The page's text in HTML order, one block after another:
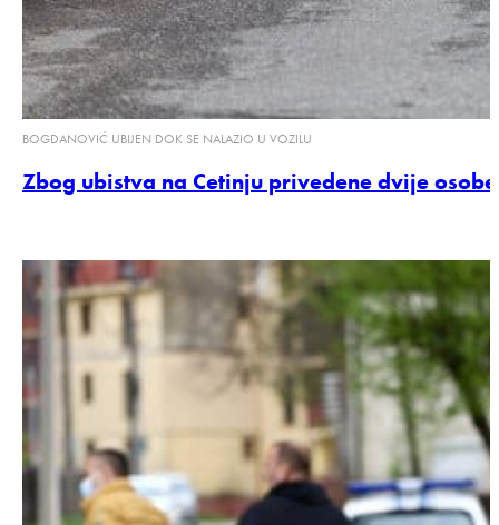
BOGDANOVIĆ UBIJEN DOK SE NALAZIO U VOZILU
Zbog ubistva na Cetinju privedene dvije osobe